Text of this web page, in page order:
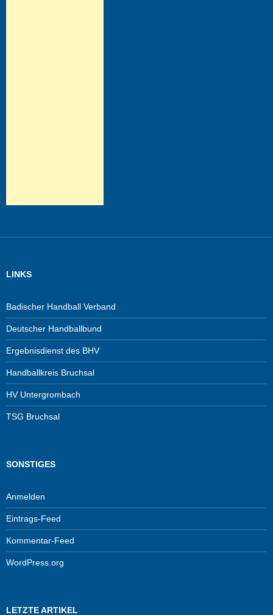
LINKS
Badischer Handball Verband
Deutscher Handballbund
Ergebnisdienst des BHV
Handballkreis Bruchsal
HV Untergrombach
TSG Bruchsal
SONSTIGES
Anmelden
Eintrags-Feed
Kommentar-Feed
WordPress.org
LETZTE ARTIKEL